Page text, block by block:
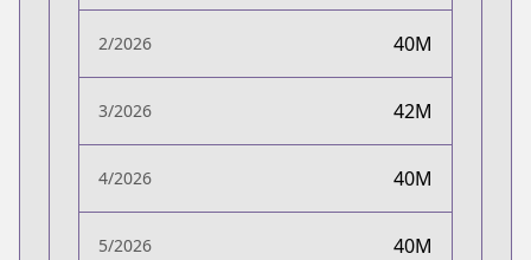
2/2026 40M
3/2026 42M
4/2026 40M
5/2026 40M